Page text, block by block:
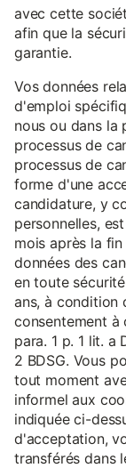
avec cette
afin que la
garantie.
Vos données
d'emploi
nous ou dans la
processus de
processus de
forme d'une
candidature, y
personnelles,
mois après la
données des
en toute
ans, à condition
consentement
para. 1 p. 1 lit. a
2 BDSG. Vous
tout moment
informel aux
indiquée ci-
d'acceptation,
transférés dans